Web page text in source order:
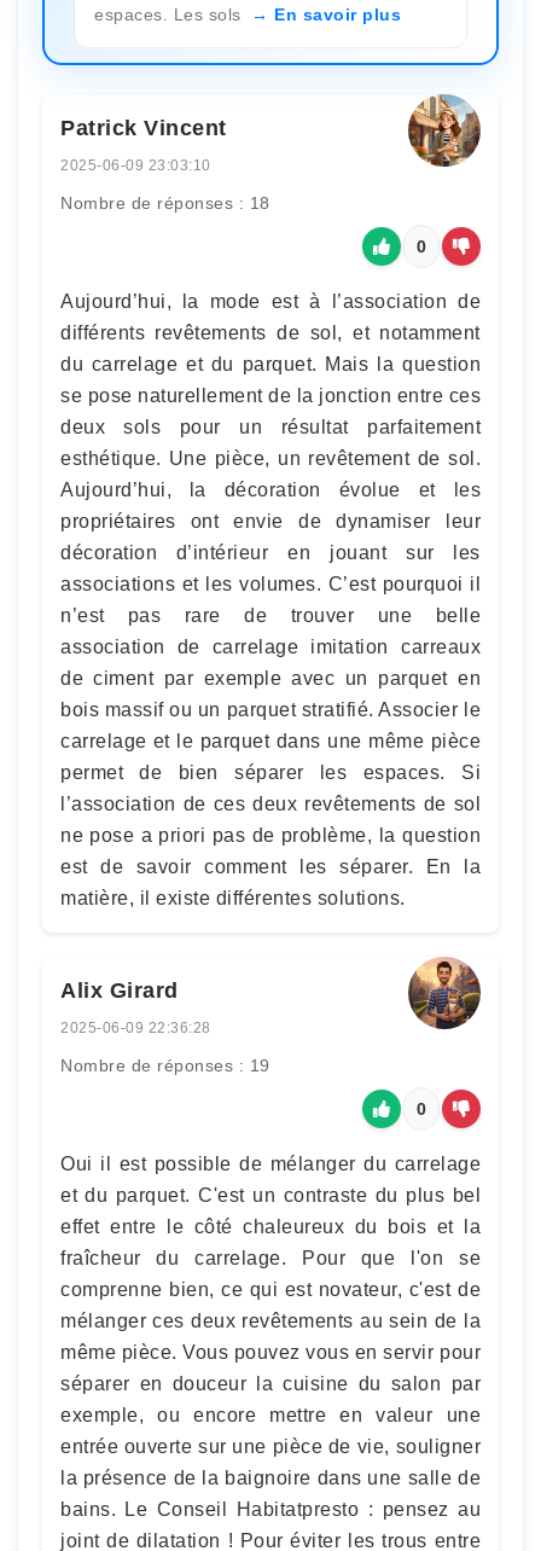
espaces. Les sols
En savoir plus
Patrick Vincent
2025-06-09 23:03:10
Nombre de réponses : 18
0
Aujourd’hui, la mode est à l’association de
différents revêtements de sol, et notamment
du carrelage et du parquet. Mais la question
se pose naturellement de la jonction entre ces
deux sols pour un résultat parfaitement
esthétique. Une pièce, un revêtement de sol.
Aujourd’hui, la décoration évolue et les
propriétaires ont envie de dynamiser leur
décoration d’intérieur en jouant sur les
associations et les volumes. C’est pourquoi il
n’est pas rare de trouver une belle
association de carrelage imitation carreaux
de ciment par exemple avec un parquet en
bois massif ou un parquet stratifié. Associer le
carrelage et le parquet dans une même pièce
permet de bien séparer les espaces. Si
l’association de ces deux revêtements de sol
ne pose a priori pas de problème, la question
est de savoir comment les séparer. En la
matière, il existe différentes solutions.
Alix Girard
2025-06-09 22:36:28
Nombre de réponses : 19
0
Oui il est possible de mélanger du carrelage
et du parquet. C'est un contraste du plus bel
effet entre le côté chaleureux du bois et la
fraîcheur du carrelage. Pour que l'on se
comprenne bien, ce qui est novateur, c'est de
mélanger ces deux revêtements au sein de la
même pièce. Vous pouvez vous en servir pour
séparer en douceur la cuisine du salon par
exemple, ou encore mettre en valeur une
entrée ouverte sur une pièce de vie, souligner
la présence de la baignoire dans une salle de
bains. Le Conseil Habitatpresto : pensez au
joint de dilatation ! Pour éviter les trous entre